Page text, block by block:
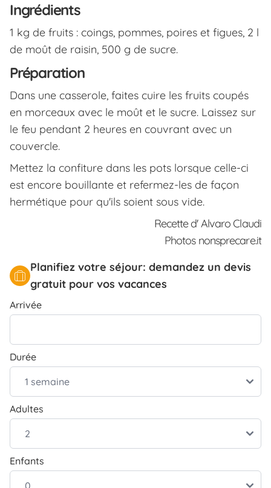
Ingrédients
1 kg de fruits : coings, pommes, poires et figues, 2 l
de moût de raisin, 500 g de sucre.
Préparation
Dans une casserole, faites cuire les fruits coupés
en morceaux avec le moût et le sucre. Laissez sur
le feu pendant 2 heures en couvrant avec un
couvercle.
Mettez la confiture dans les pots lorsque celle-ci
est encore bouillante et refermez-les de façon
hermétique pour qu'ils soient sous vide.
Recette d' Alvaro Claudi
Photos nonsprecare.it
Planifiez votre séjour: demandez un devis
gratuit pour vos vacances
Arrivée
Durée
Adultes
Enfants